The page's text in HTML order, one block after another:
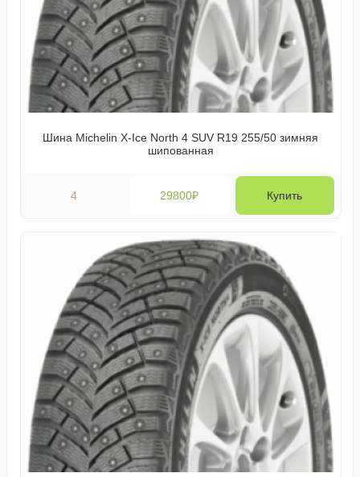
Шина Michelin X-Ice North 4 SUV R19 255/50 зимняя
шипованная
4 29800₽ Купить